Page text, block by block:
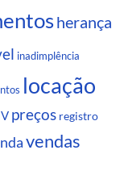
herança
inadimplência
locação
preços registro
vendas